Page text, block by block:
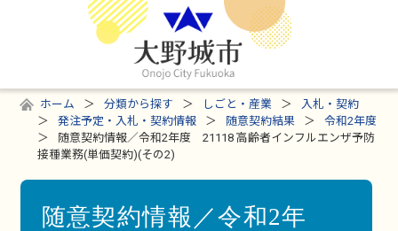
ホーム 分類から探す しごと・産業
入札・契約
発注予定・入札・契約情報
随意契約結果
令和2年度
随意契約情報／令和2年度 21118 高齢者インフルエンザ予防
接種業務(単価契約)(その2)
随意契約情報／令和2年